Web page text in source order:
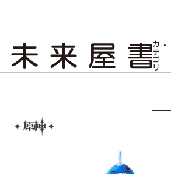
カ
テ
ゴ
リ